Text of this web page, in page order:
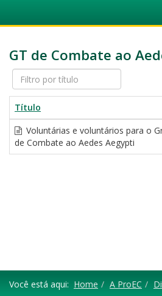
GT de Combate ao
Filtro
por
título
Título
Voluntárias e voluntários para o
de Combate ao Aedes Aegypti
Você está aqui: Home A ProEC